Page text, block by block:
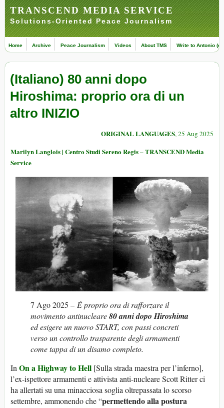
TRANSCEND MEDIA SERVICE
Solutions-Oriented Peace Journalism
Home Archive Peace Journalism Videos About TMS Write to Antonio
(Italiano) 80 anni dopo
Hiroshima: proprio ora di un
altro INIZIO
ORIGINAL LANGUAGES, 25 Aug 2025
Marilyn Langlois | Centro Studi Sereno Regis – TRANSCEND Media
Service
7 Ago 2025 – È proprio ora di rafforzare il
movimento antinucleare80 anni dopo Hiroshima
ed esigere un nuovo START, con passi concreti
verso un controllo trasparente degli armamenti
come tappa di un disamo completo.
InOn a Highway to Hell [Sulla strada maestra per l’inferno],
l’ex-ispettore armamenti e attivista anti-nucleare Scott Ritter ci
ha allertati su una minacciosa soglia oltrepassata lo scorso
settembre, ammonendo che “permettendo alla postura